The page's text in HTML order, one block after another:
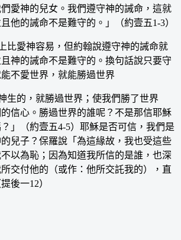
愛神的兒女。我們遵守神的誡命，這就
他的誡命不是難守的。」（約壹五1-3）
比愛神容易，但約翰說遵守神的誡命就
神的誡命不是難守的。換句話說只要守
不愛世界，就能勝過世界
生的，就勝過世界；使我們勝了世界
信心。勝過世界的誰呢？不是那信耶穌
」（約壹五4-5）耶穌是否可信，我們是
兒子？保羅說「為這緣故，我也受這些
以為恥；因為知道我所信的是誰，也深
交付他的（或作：他所交託我的），直
後一12）